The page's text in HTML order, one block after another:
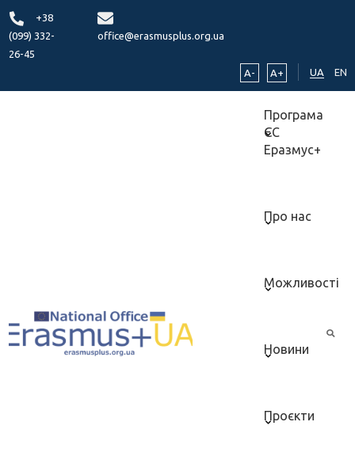
+38
(099) 332-
26-45
office@erasmusplus.org.ua
A- A+ UA EN
Програма
ЄС
Еразмус+
Про нас
Можливості
Новини
Проєкти